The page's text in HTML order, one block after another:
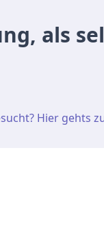
als
Hier gehts